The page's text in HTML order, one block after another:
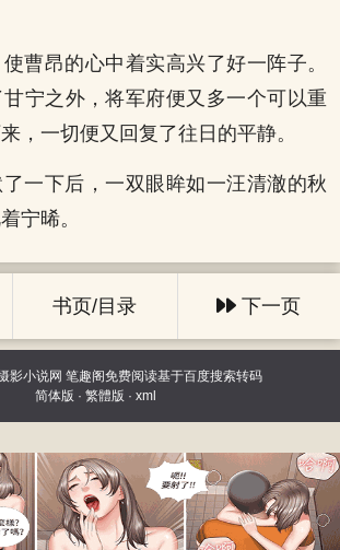
曹昂的心中着实高兴了好一阵子。
宁之外，将军府便又多一个可以重
，一切便又回复了往日的平静。
一下后，一双眼眸如一汪清澈的秋
宁晞。
书页/目录 下一页
影小说网 笔趣阁免费阅读基于百度搜索转码
简体版 · 繁體版 · xml